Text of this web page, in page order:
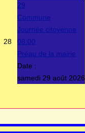
28
29
Commune
Journée citoyenne
08:00
Préau de la mairie
Date :
samedi 29 août 2026